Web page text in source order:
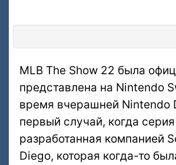
MLB The Show 22 была
представлена на Nintendo
время вчерашней Nintendo
первый случай, когда
разработанная компанией
Diego, которая когда-то